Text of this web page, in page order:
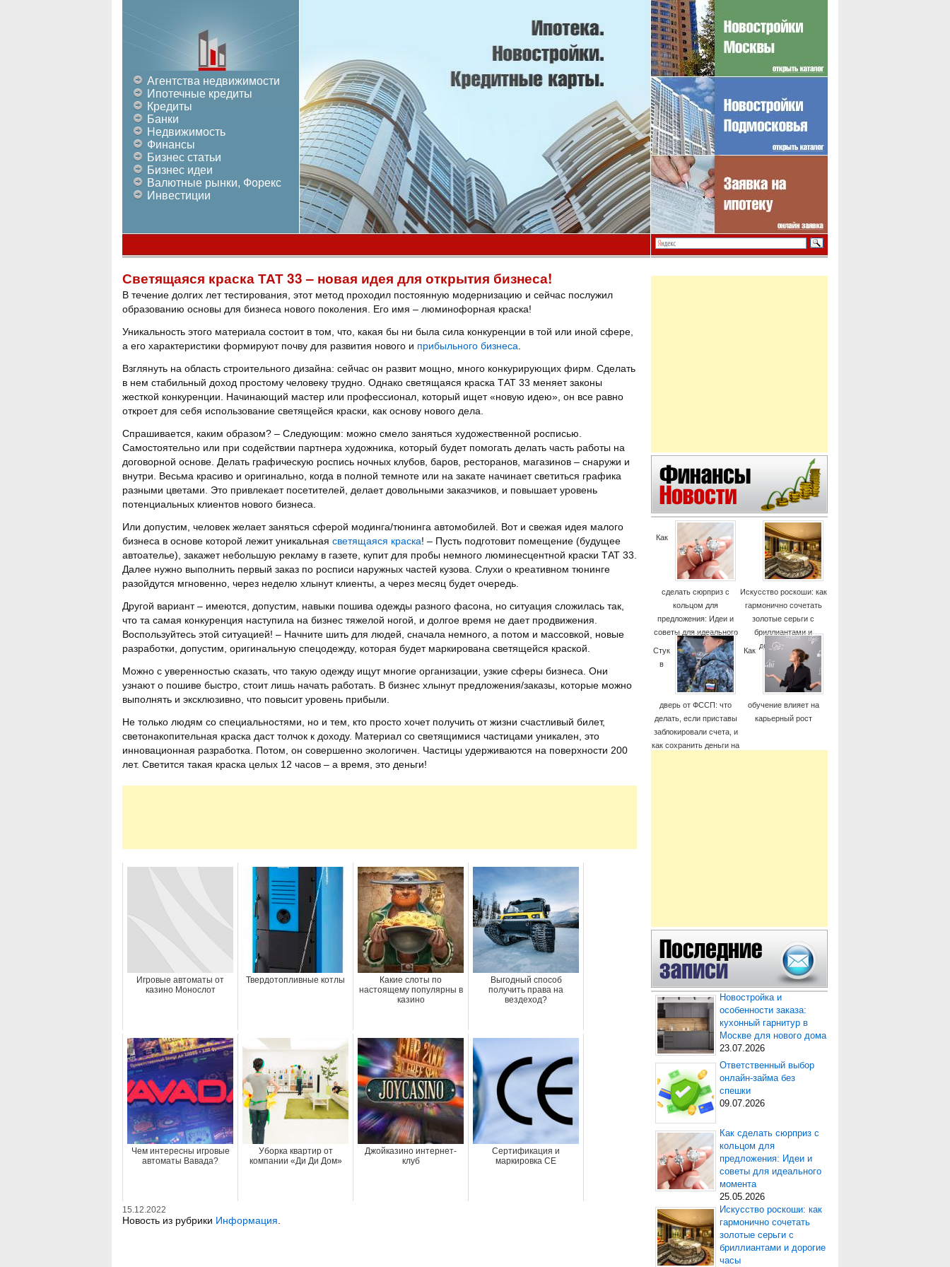
Агентства недвижимости
Ипотечные кредиты
Кредиты
Банки
Недвижимость
Финансы
Бизнес статьи
Бизнес идеи
Валютные рынки, Форекс
Инвестиции
Светящаяся краска ТАТ 33 – новая идея для открытия бизнеса!
В течение долгих лет тестирования, этот метод проходил постоянную модернизацию и сейчас послужил
образованию основы для бизнеса нового поколения. Его имя – люминофорная краска!
Уникальность этого материала состоит в том, что, какая бы ни была сила конкуренции в той или иной сфере,
а его характеристики формируют почву для развития нового и прибыльного бизнеса
Взглянуть на область строительного дизайна: сейчас он развит мощно, много конкурирующих фирм. Сделать
в нем стабильный доход простому человеку трудно. Однако светящаяся краска ТАТ 33 меняет законы
жесткой конкуренции. Начинающий мастер или профессионал, который ищет «новую идею», он все равно
откроет для себя использование светящейся краски, как основу нового дела.
Спрашивается, каким образом? – Следующим: можно смело заняться художественной росписью.
Самостоятельно или при содействии партнера художника, который будет помогать делать часть работы на
договорной основе. Делать графическую роспись ночных клубов, баров, ресторанов, магазинов – снаружи и
внутри. Весьма красиво и оригинально, когда в полной темноте или на закате начинает светиться графика
разными цветами. Это привлекает посетителей, делает довольными заказчиков, и повышает уровень
потенциальных клиентов нового бизнеса.
Или допустим, человек желает заняться сферой модинга/тюнинга автомобилей. Вот и свежая идея малого
бизнеса в основе которой лежит уникальная светящаяся краска! – Пусть подготовит помещение (будущее
автоателье), закажет небольшую рекламу в газете, купит для пробы немного люминесцентной краски ТАТ 33.
Далее нужно выполнить первый заказ по росписи наружных частей кузова. Слухи о креативном тюнинге
разойдутся мгновенно, через неделю хлынут клиенты, а через месяц будет очередь.
Другой вариант – имеются, допустим, навыки пошива одежды разного фасона, но ситуация сложилась так,
что та самая конкуренция наступила на бизнес тяжелой ногой, и долгое время не дает продвижения.
Воспользуйтесь этой ситуацией! – Начните шить для людей, сначала немного, а потом и массовкой, новые
разработки, допустим, оригинальную спецодежду, которая будет маркирована светящейся краской.
Можно с уверенностью сказать, что такую одежду ищут многие организации, узкие сферы бизнеса. Они
узнают о пошиве быстро, стоит лишь начать работать. В бизнес хлынут предложения/заказы, которые можно
выполнять и эксклюзивно, что повысит уровень прибыли.
Не только людям со специальностями, но и тем, кто просто хочет получить от жизни счастливый билет,
светонакопительная краска даст толчок к доходу. Материал со светящимися частицами уникален, это
инновационная разработка. Потом, он совершенно экологичен. Частицы удерживаются на поверхности 200
лет. Светится такая краска целых 12 часов – а время, это деньги!
Игровые автоматы от
казино Монослот
Твердотопливные котлы
Какие слоты по
настоящему популярны в
казино
Выгодный способ
получить права на
вездеход?
Чем интересны игровые
автоматы Вавада?
Уборка квартир от
компании «Ди Ди Дом»
Джойказино интернет-
клуб
Сертификация и
маркировка СЕ
15.12.2022
Новость из рубрики Информация
Как
сделать сюрприз с
кольцом для
предложения: Идеи и
советы для идеального
момента
Искусство роскоши: как
гармонично сочетать
золотые серьги с
бриллиантами и
дорогие часы
Стук
в
дверь от ФССП: что
делать, если приставы
заблокировали счета, и
как сохранить деньги на
Как
обучение влияет на
карьерный рост
Новостройка и
особенности заказа:
кухонный гарнитур в
Москве для нового дома
23.07.2026
Ответственный выбор
онлайн-займа без
спешки
09.07.2026
Как сделать сюрприз с
кольцом для
предложения: Идеи и
советы для идеального
момента
25.05.2026
Искусство роскоши: как
гармонично сочетать
золотые серьги с
бриллиантами и дорогие
часы